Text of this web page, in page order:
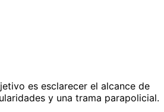
es esclarecer el alcance de
y una trama parapolicial.